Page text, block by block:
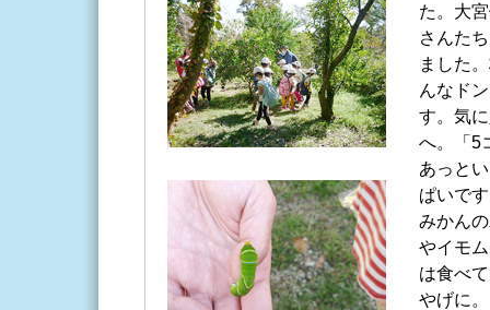
た。大
さんた
ました
んなド
す。気
へ。「5
あっと
ぱいで
みかん
やイモ
は食べ
やげに